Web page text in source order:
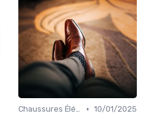
Chaussures Élégantes et de Cérémonie • 10/01/2025